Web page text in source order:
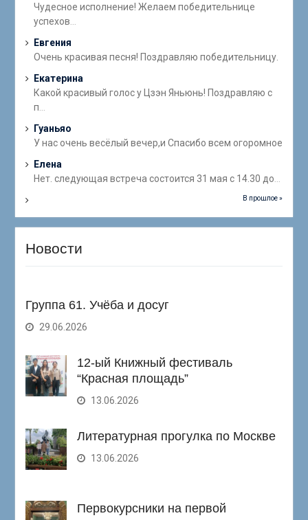
Чудесное исполнение! Желаем победительнице
успехов
Евгения
Очень красивая песня! Поздравляю победительницу.
Екатерина
Какой красивый голос у Цзэн Яньюнь! Поздравляю с
п
Гуаньяо
У нас очень весёлый вечер,и Спасибо всем огоромное
Елена
Нет. следующая встреча состоится 31 мая с 14.30 до
В прошлое »
Новости
Группа 61. Учёба и досуг
29.06.2026
12-ый Книжный фестиваль
“Красная площадь”
13.06.2026
Литературная прогулка по Москве
13.06.2026
Первокурсники на первой